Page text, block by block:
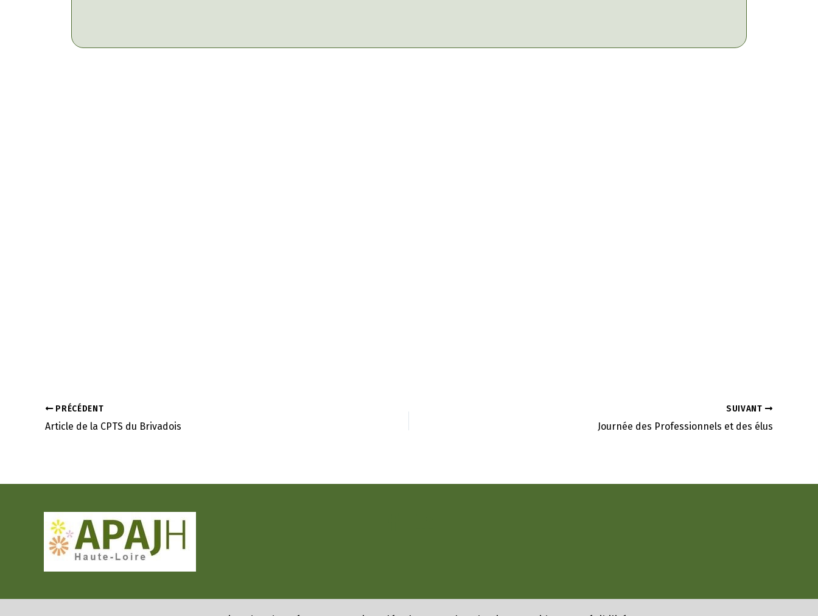
PRÉCÉDENT
Article de la CPTS du Brivadois
SUIVANT
Journée des Professionnels et des élus